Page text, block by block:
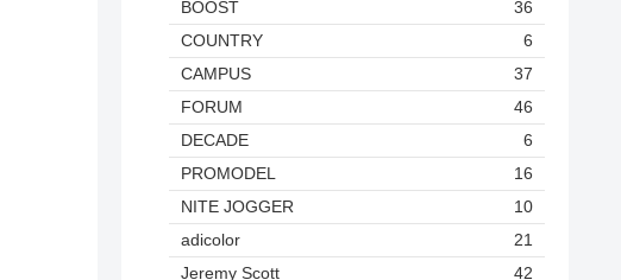
BOOST
36
COUNTRY
6
CAMPUS
37
FORUM
46
DECADE
6
PROMODEL
16
NITE JOGGER
10
adicolor
21
Jeremy Scott
42